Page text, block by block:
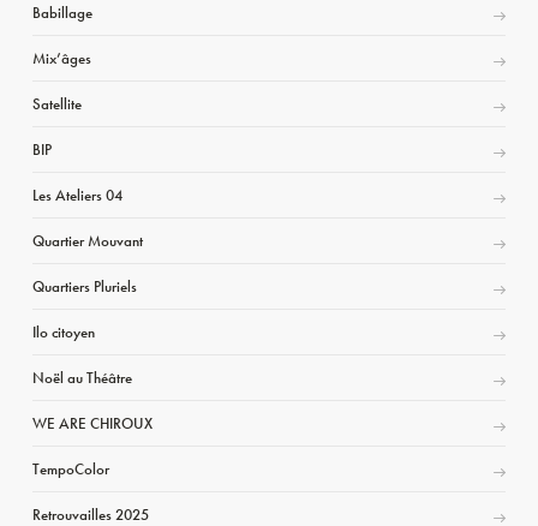
Babillage
Mix’âges
Satellite
BIP
Les Ateliers 04
Quartier Mouvant
Quartiers Pluriels
Ilo citoyen
Noël au Théâtre
WE ARE CHIROUX
TempoColor
Retrouvailles 2025